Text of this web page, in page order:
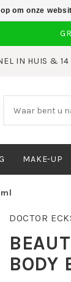
IN HUIS &
MAKE-UP
DOCTOR
BODY
om onze